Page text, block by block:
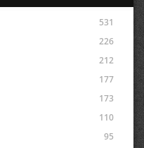
531
226
212
177
173
110
95